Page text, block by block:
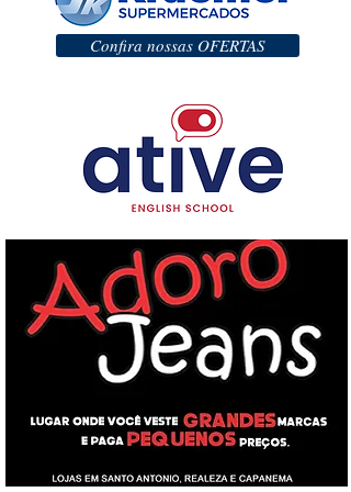
Confira nossas OFERTAS